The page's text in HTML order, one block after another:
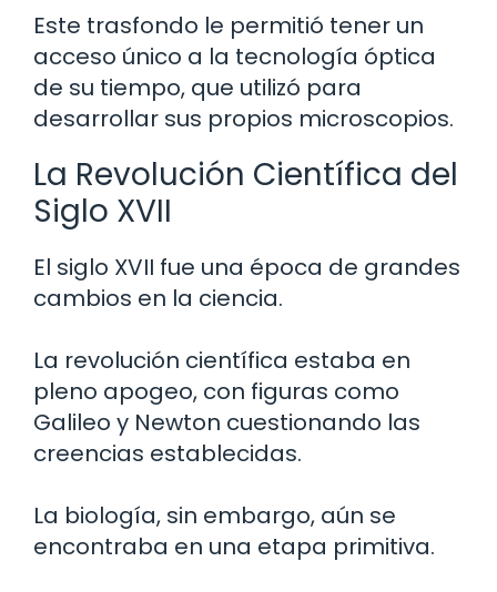
Este trasfondo le permitió tener un
acceso único a la tecnología óptica
de su tiempo, que utilizó para
desarrollar sus propios microscopios.
La Revolución Científica del
Siglo XVII
El siglo XVII fue una época de grandes
cambios en la ciencia.
La revolución científica estaba en
pleno apogeo, con figuras como
Galileo y Newton cuestionando las
creencias establecidas.
La biología, sin embargo, aún se
encontraba en una etapa primitiva.